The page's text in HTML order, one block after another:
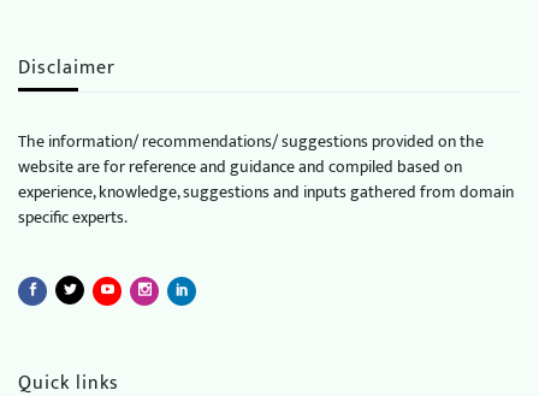
Disclaimer
The information/ recommendations/ suggestions provided on the
website are for reference and guidance and compiled based on
experience, knowledge, suggestions and inputs gathered from domain
specific experts.
Quick links